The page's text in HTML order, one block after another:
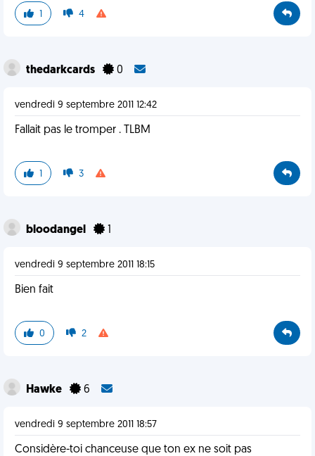
1 4
thedarkcards 0
vendredi 9 septembre 2011 12:42
Fallait pas le tromper . TLBM
1 3
bloodangel
vendredi 9 septembre 2011 18:15
Bien fait
0 2
Hawke 6
vendredi 9 septembre 2011 18:57
Considère-toi chanceuse que ton ex ne soit pas